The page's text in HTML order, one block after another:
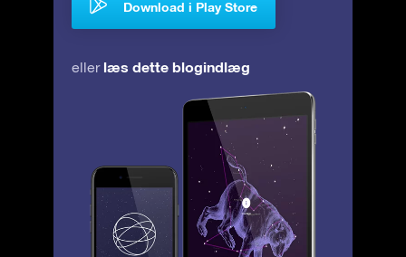
Download i Play Store
eller læs dette blogindlæg